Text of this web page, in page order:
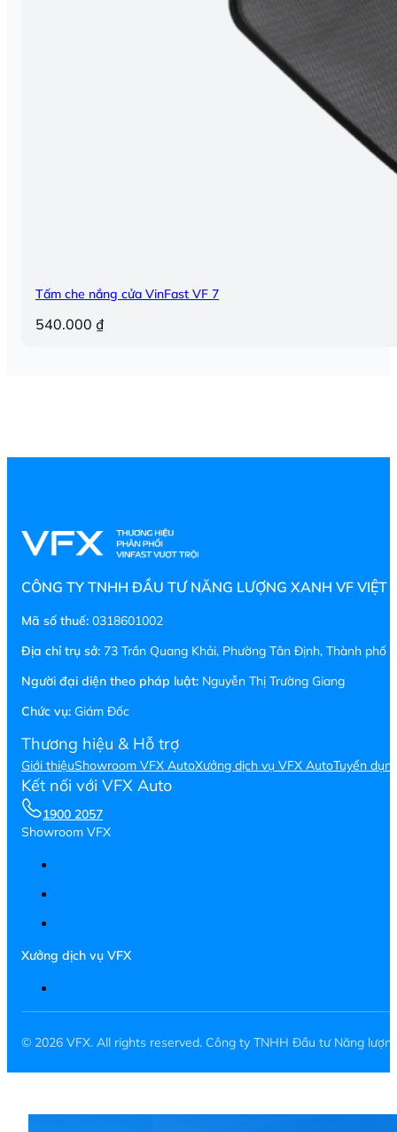
Tấm che nắng cửa VinFast VF 7
540.000 ₫
CÔNG TY TNHH ĐẦU TƯ NĂNG LƯỢNG XANH VF VIỆT
Mã số thuế: 0318601002
Địa chỉ trụ sở: 73 Trần Quang Khải, Phường Tân Định, Thành phố
Người đại diện theo pháp luật: Nguyễn Thị Trường Giang
Chức vụ: Giám Đốc
Thương hiệu & Hỗ trợ
Giới thiệuShowroom VFX AutoXưởng dịch vụ VFX AutoTuyển
Kết nối với VFX Auto
1900 2057
Showroom VFX
Xưởng dịch vụ VFX
© 2026 VFX. All rights reserved. Công ty TNHH Đầu tư Năng